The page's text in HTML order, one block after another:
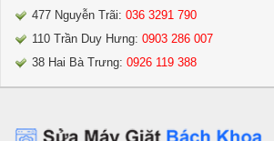
477 Nguyễn Trãi: 036 3291 790
110 Trần Duy Hưng: 0903 286 007
38 Hai Bà Trưng: 0926 119 388